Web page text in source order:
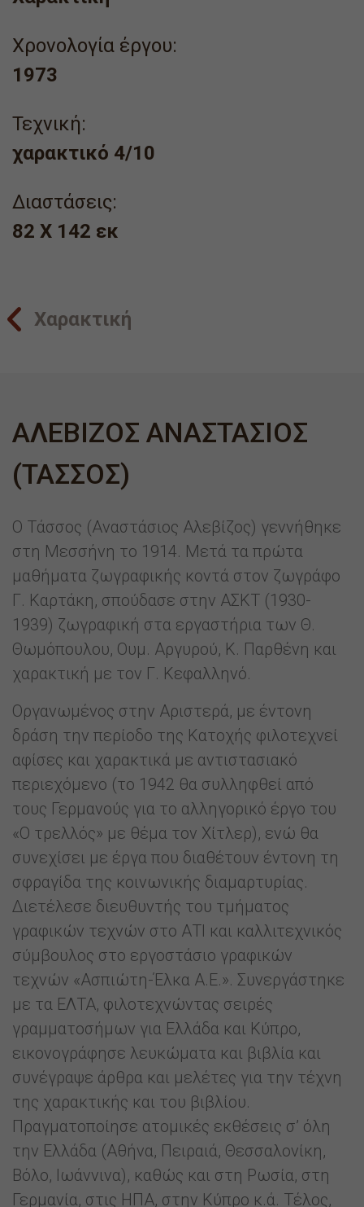
Χρονολογία έργου:
1973
Τεχνική:
χαρακτικό 4/10
Διαστάσεις:
82 X 142 εκ
Χαρακτική
ΑΛΕΒΙΖΟΣ ΑΝΑΣΤΑΣΙΟΣ
(ΤΑΣΣΟΣ)
Ο Τάσσος (Αναστάσιος Αλεβίζος) γεννήθηκε
στη Μεσσήνη το 1914. Μετά τα πρώτα
μαθήματα ζωγραφικής κοντά στον ζωγράφο
Γ. Καρτάκη, σπούδασε στην ΑΣΚΤ (1930-
1939) ζωγραφική στα εργαστήρια των Θ.
Θωμόπουλου, Ουμ. Αργυρού, Κ. Παρθένη και
χαρακτική με τον Γ. Κεφαλληνό.
Οργανωμένος στην Αριστερά, με έντονη
δράση την περίοδο της Κατοχής φιλοτεχνεί
αφίσες και χαρακτικά με αντιστασιακό
περιεχόμενο (το 1942 θα συλληφθεί από
τους Γερμανούς για το αλληγορικό έργο του
«Ο τρελλός» με θέμα τον Χίτλερ), ενώ θα
συνεχίσει με έργα που διαθέτουν έντονη τη
σφραγίδα της κοινωνικής διαμαρτυρίας.
Διετέλεσε διευθυντής του τμήματος
γραφικών τεχνών στο ΑΤΙ και καλλιτεχνικός
σύμβουλος στο εργοστάσιο γραφικών
τεχνών «Ασπιώτη-Έλκα Α.Ε.». Συνεργάστηκε
με τα ΕΛΤΑ, φιλοτεχνώντας σειρές
γραμματοσήμων για Ελλάδα και Κύπρο,
εικονογράφησε λευκώματα και βιβλία και
συνέγραψε άρθρα και μελέτες για την τέχνη
της χαρακτικής και του βιβλίου.
Πραγματοποίησε ατομικές εκθέσεις σ’ όλη
την Ελλάδα (Αθήνα, Πειραιά, Θεσσαλονίκη,
Βόλο, Ιωάννινα), καθώς και στη Ρωσία, στη
Γερμανία, στις ΗΠΑ, στην Κύπρο κ.ά. Τέλος,